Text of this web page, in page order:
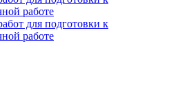
работе
для подготовки к
работе